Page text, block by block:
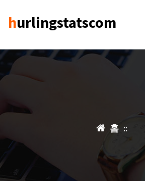
건
뛰
hurlingstatscom
홈 ::